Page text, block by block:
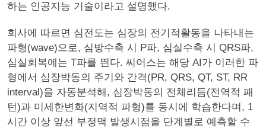
하는 인공지능 기술이라고 설명했다.
회사에 따르면 심전도는 심장의 전기적활동을 나타내는
파형(wave)으로, 심방수축 시 P파, 심실수축 시 QRS파,
심실회복에는 T파를 띈다. 씨어스는 해당 AI가 이러한 파
형에서 심장박동의 주기와 간격(PR, QRS, QT, ST, RR
interval)을 자동분석해, 심장박동의 전체리듬(전역적 패
턴)과 미세한변화(지역적 파형)를 동시에 학습한다며, 1
시간 이상 앞선 부정맥 발생시점을 단계별로 예측할 수